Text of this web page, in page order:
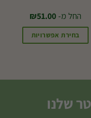
החל מ-
₪51.00
בחירת אפשרויות
יש
סוגים.
שלנו